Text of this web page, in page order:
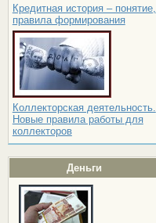
Кредитная история – понятие,
правила формирования
Коллекторская деятельность.
Новые правила работы для
коллекторов
Деньги